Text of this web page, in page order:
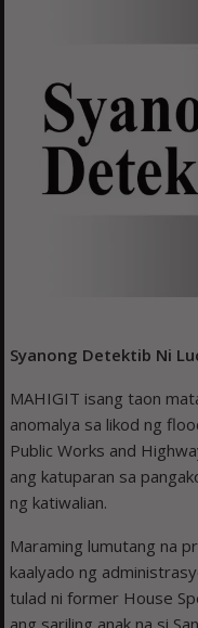
Syanong Detektib Ni
MAHIGIT isang taon
anomalya sa likod ng
Public Works and
ang katuparan sa
ng katiwalian.
Maraming lumutang na
kaalyado ng
tulad ni former House
ang sariling anak na si